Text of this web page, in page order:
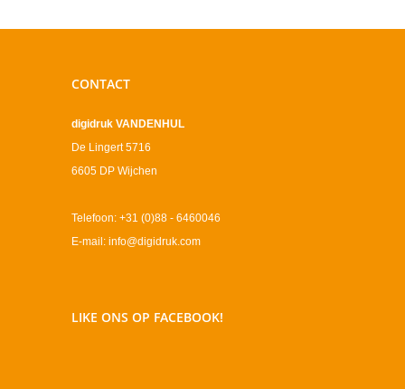
CONTACT
digidruk VANDENHUL
De Lingert 5716
6605 DP Wijchen
Telefoon: +31 (0)88 - 6460046
E-mail: info@digidruk.com
LIKE ONS OP FACEBOOK!